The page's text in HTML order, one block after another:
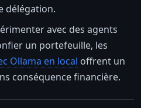
délégation.
avec des agents
un portefeuille, les
Ollama en local offrent un
conséquence financière.